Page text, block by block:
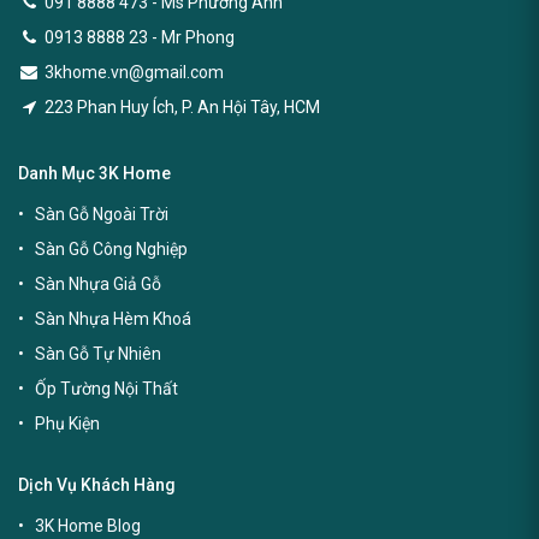
0913 8888 23 - Mr Phong
3khome.vn@gmail.com
223 Phan Huy Ích, P. An Hội Tây, HCM
Danh Mục 3K Home
Sàn Gỗ Ngoài Trời
Sàn Gỗ Công Nghiệp
Sàn Nhựa Giả Gỗ
Sàn Nhựa Hèm Khoá
Sàn Gỗ Tự Nhiên
Ốp Tường Nội Thất
Phụ Kiện
Dịch Vụ Khách Hàng
3K Home Blog